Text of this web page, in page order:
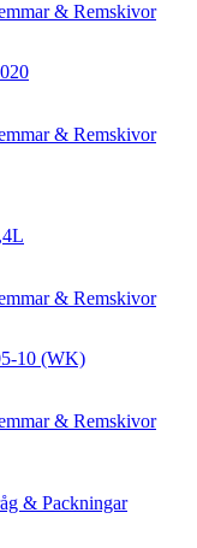
& Remskivor
& Remskivor
& Remskivor
10 (WK)
& Remskivor
& Packningar